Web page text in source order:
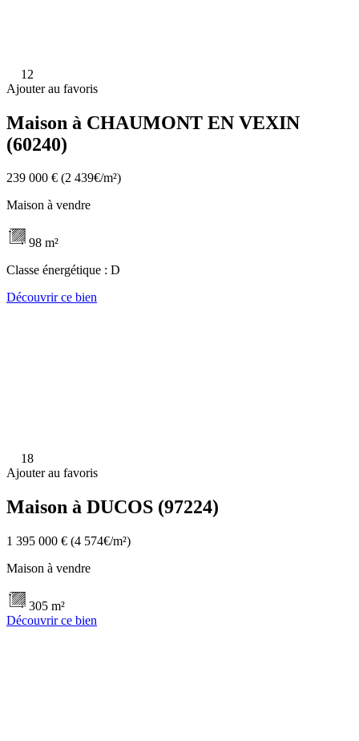
12
Ajouter au favoris
Maison à CHAUMONT EN VEXIN
(60240)
239 000 € (2 439€/m²)
Maison à vendre
98 m²
Classe énergétique : D
Découvrir ce bien
18
Ajouter au favoris
Maison à DUCOS (97224)
1 395 000 € (4 574€/m²)
Maison à vendre
305 m²
Découvrir ce bien